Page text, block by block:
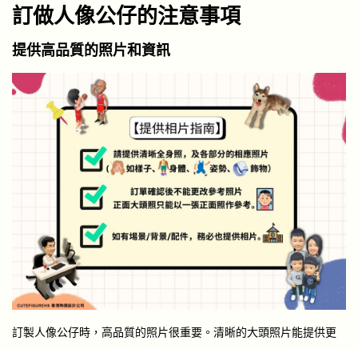
訂做人像公仔的注意事項
提供高品質的照片和資訊
訂製人像公仔時，高品質的照片很重要。清晰的大頭照片能提供更